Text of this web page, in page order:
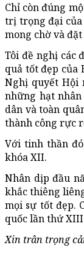
Chỉ còn đúng
trị trọng đại của
mong chờ và
Tôi đề nghị các
quả tốt đẹp
Nghị quyết Hội
những hạt
dân và toàn
thành công rực
Với tinh thần
khóa XII.
Nhân dịp đầu
khắc thiêng
mọi sự tốt đẹp.
quốc lần thứ
Xin trân trọng